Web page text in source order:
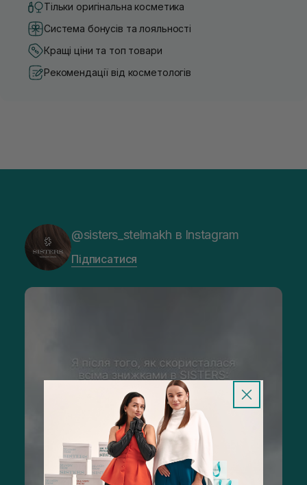
Тільки оригінальна косметика
Система бонусів та лояльності
Кращі ціни та топ товари
Рекомендації від косметологів
@sisters_stelmakh в Instagram
Підписатися